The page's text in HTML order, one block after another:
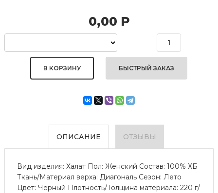
0,00 Р
БЫСТРЫЙ ЗАКАЗ
ОПИСАНИЕ ОТЗЫВЫ
Вид изделия: Халат Пол: Женский Состав: 100% ХБ
Ткань/Материал верха: Диагональ Сезон: Лето
Цвет: Черный Плотность/Толщина материала: 220 г/